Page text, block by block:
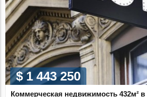
$ 1 443 250
Коммерческая недвижимость 432м²